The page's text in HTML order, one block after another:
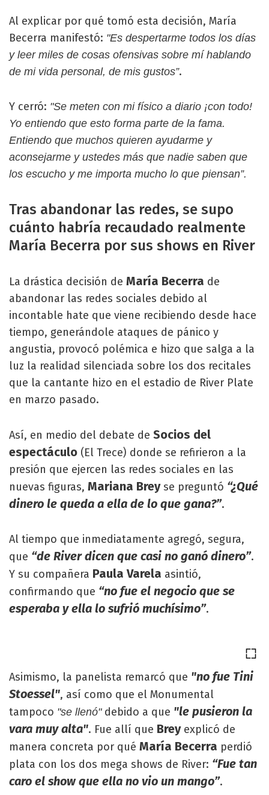
Al explicar por qué tomó esta decisión, María
Becerra manifestó: "Es despertarme todos los días
y leer miles de cosas ofensivas sobre mí hablando
de mi vida personal, de mis gustos”.
Y cerró: "Se meten con mi físico a diario ¡con todo!
Yo entiendo que esto forma parte de la fama.
Entiendo que muchos quieren ayudarme y
aconsejarme y ustedes más que nadie saben que
los escucho y me importa mucho lo que piensan”.
Tras abandonar las redes, se supo
cuánto habría recaudado realmente
María Becerra por sus shows en River
La drástica decisión de María Becerra de
abandonar las redes sociales debido al
incontable hate que viene recibiendo desde hace
tiempo, generándole ataques de pánico y
angustia, provocó polémica e hizo que salga a la
luz la realidad silenciada sobre los dos recitales
que la cantante hizo en el estadio de River Plate
en marzo pasado.
Así, en medio del debate de Socios del
espectáculo (El Trece) donde se refirieron a la
presión que ejercen las redes sociales en las
nuevas figuras, Mariana Breyse preguntó “¿Qué
dinero le queda a ella de lo que gana?”.
Al tiempo que inmediatamente agregó, segura,
que “de River dicen que casi no ganó dinero”.
Y su compañera Paula Varela asintió,
confirmando que “no fue el negocio que se
esperaba y ella lo sufrió muchísimo”.
Asimismo, la panelista remarcó que "no fue Tini
Stoessel", así como que el Monumental
tampoco "se llenó"debido a que "le pusieron la
vara muy alta". Fue allí que Brey explicó de
manera concreta por qué María Becerra perdió
plata con los dos mega shows de River: “Fue tan
caro el show que ella no vio un mango”.